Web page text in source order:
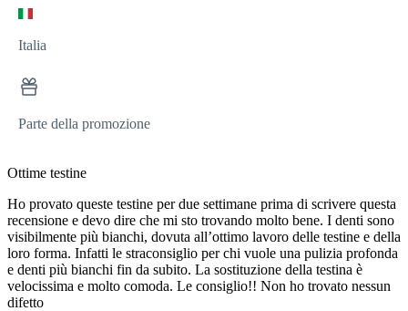
Italia
Parte della promozione
Ottime testine
Ho provato queste testine per due settimane prima di scrivere questa
recensione e devo dire che mi sto trovando molto bene. I denti sono
visibilmente più bianchi, dovuta all’ottimo lavoro delle testine e della
loro forma. Infatti le straconsiglio per chi vuole una pulizia profonda
e denti più bianchi fin da subito. La sostituzione della testina è
velocissima e molto comoda. Le consiglio!! Non ho trovato nessun
difetto